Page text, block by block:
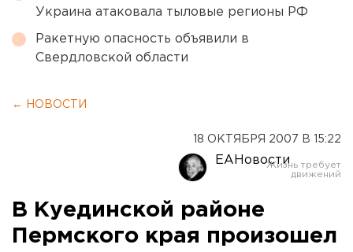
Украина атаковала тыловые регионы РФ
Ракетную опасность объявили в
Свердловской области
← НОВОСТИ
18 ОКТЯБРЯ 2007 В 15:22
ЕАНовости
В Куединской районе
Пермского края произошел